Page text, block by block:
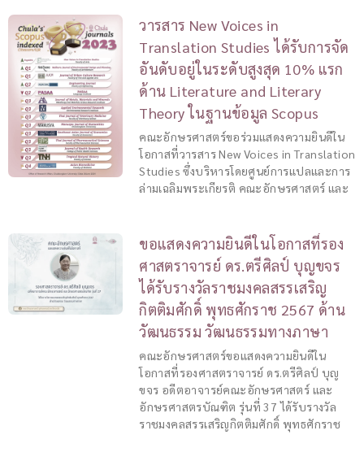
วารสาร New Voices in
Translation Studies ได้รับการจัด
อันดับอยู่ในระดับสูงสุด 10% แรก
ด้าน Literature and Literary
Theory ในฐานข้อมูล Scopus
คณะอักษรศาสตร์ขอร่วมแสดงความยินดีใน
โอกาสที่วารสาร New Voices in Translation
Studies ซึ่งบริหารโดยศูนย์การแปลและการ
ล่ามเฉลิมพระเกียรติ คณะอักษรศาสตร์ และ
ขอแสดงความยินดีในโอกาสที่รอง
ศาสตราจารย์ ดร.ตรีศิลป์ บุญขจร
ได้รับรางวัลราชมงคลสรรเสริญ
กิตติมศักดิ์ พุทธศักราช 2567 ด้าน
วัฒนธรรม วัฒนธรรมทางภาษา
คณะอักษรศาสตร์ขอแสดงความยินดีใน
โอกาสที่รองศาสตราจารย์ ดร.ตรีศิลป์ บุญ
ขจร อดีตอาจารย์คณะอักษรศาสตร์ และ
อักษรศาสตรบัณฑิต รุ่นที่ 37 ได้รับรางวัล
ราชมงคลสรรเสริญกิตติมศักดิ์ พุทธศักราช